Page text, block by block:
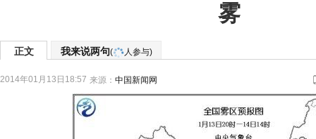
雾
正文 我来说两句( 人参与)
2014年01月13日18:57 来源： 中国新闻网